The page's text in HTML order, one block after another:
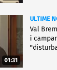
01:31
ULTIME
Val
i